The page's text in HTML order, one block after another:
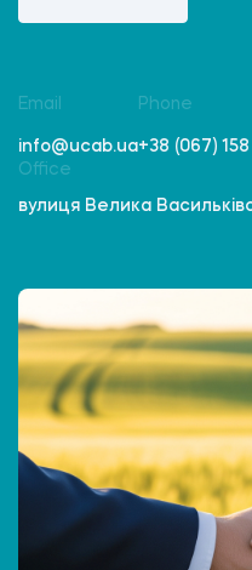
Email
info@ucab.ua
Phone
+38 (067) 158
Office
вулиця Велика